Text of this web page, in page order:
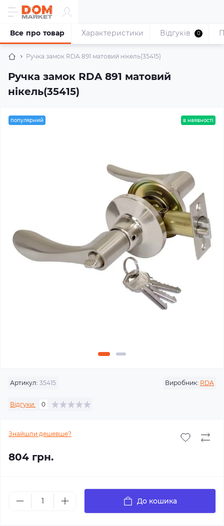
Ручка замок RDA 891 матовий нікель(35415)
Ручка замок RDA 891 матовий
нікель(35415)
Все про товар Характеристики Відгуків 0
популярний в наявності
Артикул: 35415 Виробник: RDA
Відгуки: 0
Знайшли дешевше?
804 грн.
До кошика